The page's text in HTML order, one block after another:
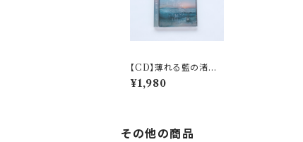
【CD】薄れる藍の渚に
て
¥1,980
その他の商品